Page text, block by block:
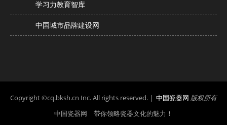
学习力教育智库
中国城市品牌建设网
Copyright ©cq.bksh.cn Inc. All rights reserved. | 中国瓷器网 版权所有
中国瓷器网 带你领略瓷器文化的魅力！